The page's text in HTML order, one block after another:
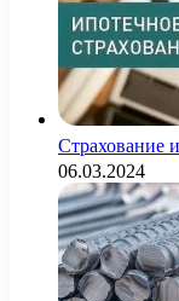
Страхование
06.03.2024